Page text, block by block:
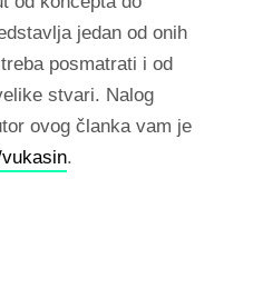
jedan od onih
posmatrati i od
stvari. Nalog
ovog članka vam je
.